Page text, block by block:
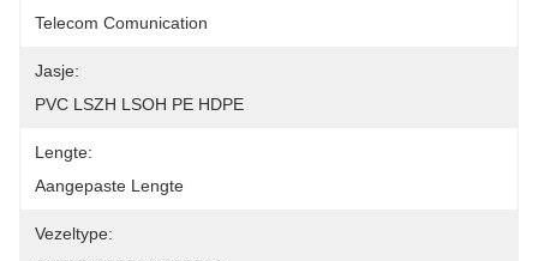
Telecom Comunication
Jasje:
PVC LSZH LSOH PE HDPE
Lengte:
Aangepaste Lengte
Vezeltype: